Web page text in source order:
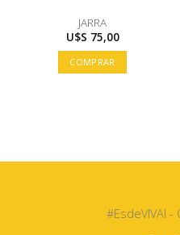
JARRA
U$S 75,00
COMPRAR
#EsdeVIVAI -